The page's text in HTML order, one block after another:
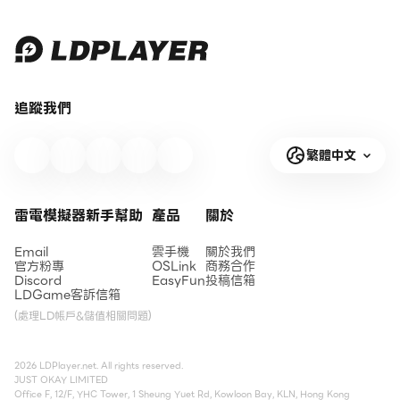
追蹤我們
繁體中文
雷電模擬器新手幫助
Email
官方粉專
Discord
LDGame客訴信箱
(處理LD帳戶&儲值相關問題)
產品
雲手機
OSLink
EasyFun
關於
關於我們
商務合作
投稿信箱
2026 LDPlayer.net. All rights reserved.
JUST OKAY LIMITED
Office F, 12/F, YHC Tower, 1 Sheung Yuet Rd, Kowloon Bay, KLN, Hong Kong